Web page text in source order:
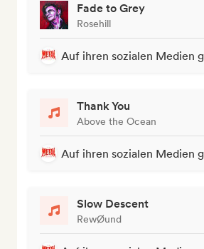
Fade to Grey
Rosehill
Auf ihren sozialen Medien
Thank You
Above the Ocean
Auf ihren sozialen Medien
Slow Descent
RewØund